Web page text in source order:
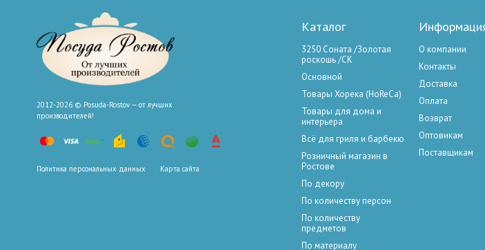
2012-2026 © Posuda-Rostov — от лучших
производителей!
Политика персональных данных Карта сайта
Каталог
3250 Соната /Золотая
роскошь /СК
Основной
Товары Хорека (HoReCa)
Товары для дома и
интерьера
Всё для гриля и барбекю
Розничный магазин в
Ростове
По декору
По количеству персон
По количеству
предметов
По материалу
О компании
Контакты
Доставка
Оплата
Возврат
Оптовикам
Поставщикам